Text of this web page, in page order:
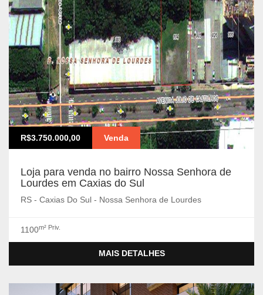
R$3.750.000,00 Venda
Loja para venda no bairro Nossa Senhora de
Lourdes em Caxias do Sul
RS - Caxias Do Sul - Nossa Senhora de Lourdes
1100m² Priv.
MAIS DETALHES